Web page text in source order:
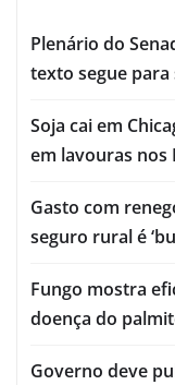
Plenário do
texto segue para
Soja cai em
em lavouras nos
Gasto com
seguro rural é
Fungo mostra
doença do
Governo deve